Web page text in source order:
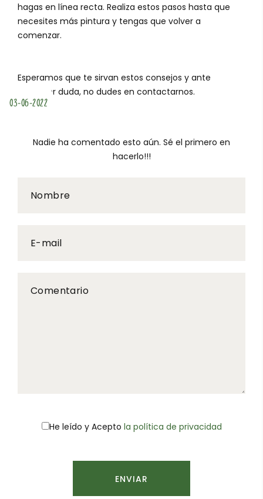
03-06-2022
hagas en línea recta. Realiza estos pasos hasta que
necesites más pintura y tengas que volver a
comenzar.
Esperamos que te sirvan estos consejos y ante
cualquier duda, no dudes en contactarnos.
Nadie ha comentado esto aún. Sé el primero en
hacerlo!!!
Nombre
E-mail
Comentario
He leído yAcepto la política de privacidad
ENVIAR